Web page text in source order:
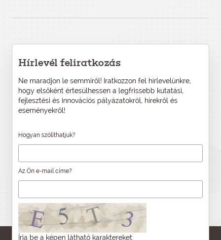
Hírlevél feliratkozás
Ne maradjon le semmiről! Iratkozzon fel hírlevelünkre,
hogy elsőként értesülhessen a legfrissebb kutatási,
fejlesztési és innovációs pályázatokról, hírekről és
eseményekről!
Hogyan szólíthatjuk?
Az Ön e-mail címe?
Írja be a képen látható karaktereket: